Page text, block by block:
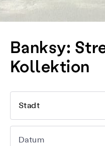
Banksy:
Kollektion
Stadt
Datum